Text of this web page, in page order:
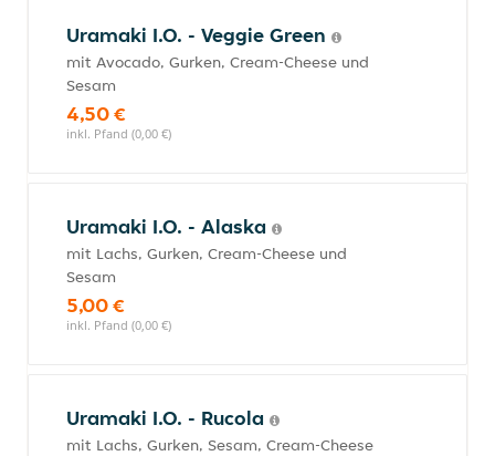
Uramaki I.O. - Veggie Green
mit Avocado, Gurken, Cream-Cheese und
Sesam
4,50 €
inkl. Pfand (0,00 €)
Uramaki I.O. - Alaska
mit Lachs, Gurken, Cream-Cheese und
Sesam
5,00 €
inkl. Pfand (0,00 €)
Uramaki I.O. - Rucola
mit Lachs, Gurken, Sesam, Cream-Cheese